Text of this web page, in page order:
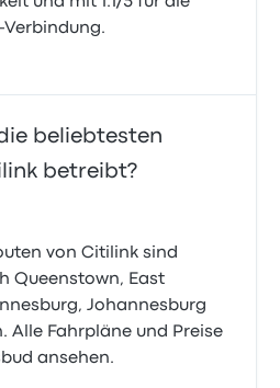
beliebtesten
betreibt?
von Citilink sind
Queenstown, East
Johannesburg
Alle Fahrpläne und Preise
ansehen.